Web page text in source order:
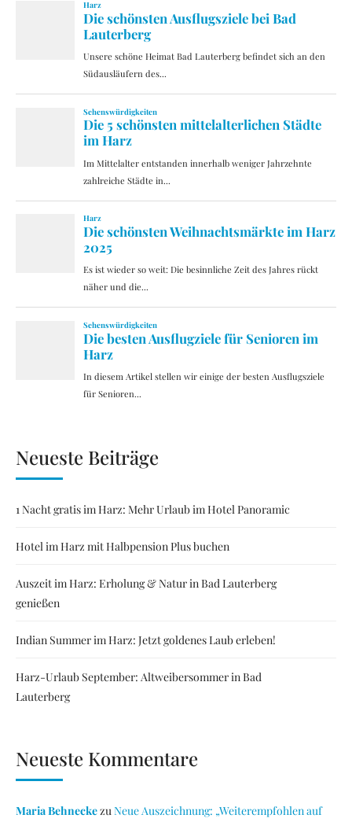
Neueste Beiträge
1 Nacht gratis im Harz: Mehr Urlaub im Hotel Panoramic
Hotel im Harz mit Halbpension Plus buchen
Auszeit im Harz: Erholung & Natur in Bad Lauterberg
genießen
Indian Summer im Harz: Jetzt goldenes Laub erleben!
Harz-Urlaub September: Altweibersommer in Bad
Lauterberg
Neueste Kommentare
Maria BehneckezuNeue Auszeichnung: „Weiterempfohlen auf